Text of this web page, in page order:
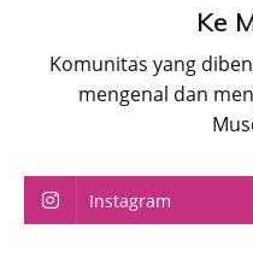
Ke
Komunitas yang
mengenal dan
Instagram